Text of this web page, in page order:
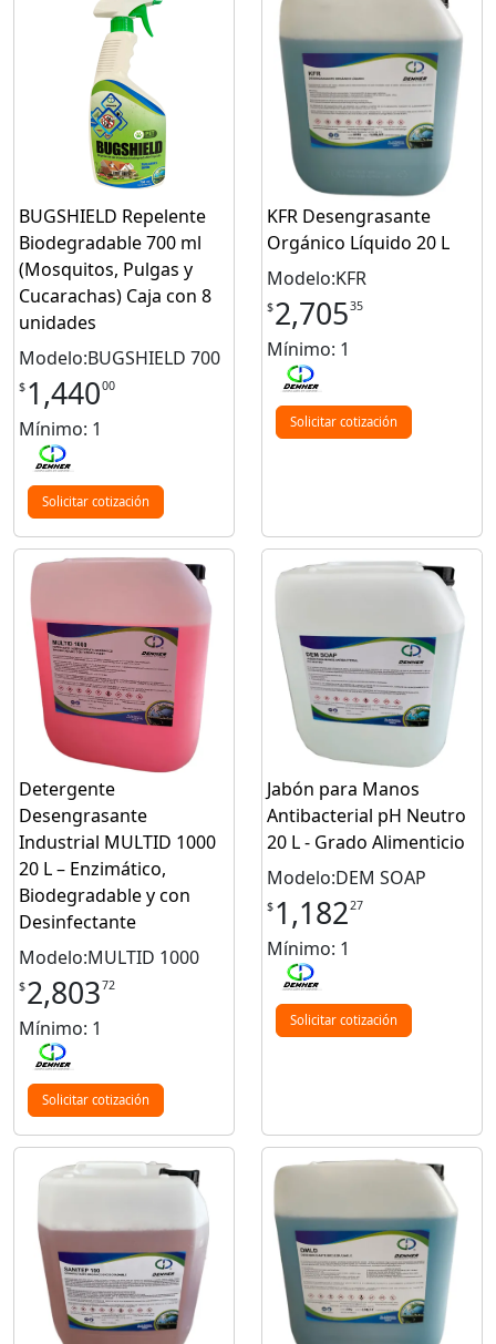
BUGSHIELD Repelente
Biodegradable 700 ml
(Mosquitos, Pulgas y
Cucarachas) Caja con 8
unidades
Modelo:BUGSHIELD 700
$ 1,44000
Mínimo: 1
Solicitar cotización
KFR Desengrasante
Orgánico Líquido 20 L
Modelo:KFR
$2,70535
Mínimo: 1
Solicitar cotización
Detergente
Desengrasante
Industrial MULTID 1000
20 L – Enzimático,
Biodegradable y con
Desinfectante
Modelo:MULTID 1000
$2,80372
Mínimo: 1
Solicitar cotización
Jabón para Manos
Antibacterial pH Neutro
20 L - Grado Alimenticio
Modelo:DEM SOAP
$ 1,182 27
Mínimo: 1
Solicitar cotización